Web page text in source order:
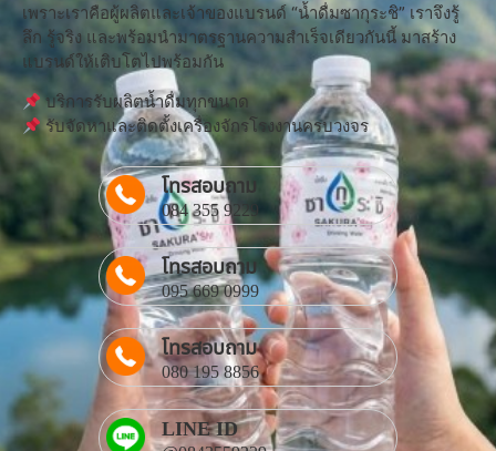
เพราะเราคือผู้ผลิตและเจ้าของแบรนด์ “น้ำดื่มซากุระชิ” เราจึงรู้
ลึก รู้จริง และพร้อมนำมาตรฐานความสำเร็จเดียวกันนี้ มาสร้าง
แบรนด์ให้เติบโตไปพร้อมกัน
บริการรับผลิตน้ำดื่มทุกขนาด
รับจัดหาและติดตั้งเครื่องจักรโรงงานครบวงจร
โทรสอบถาม
084 355 9229
โทรสอบถาม
095 669 0999
โทรสอบถาม
080 195 8856
LINE ID